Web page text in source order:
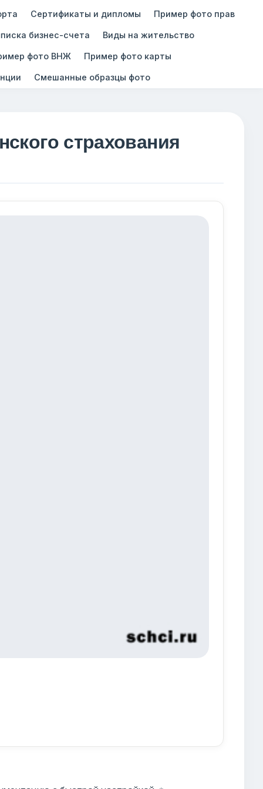
Сертификаты и дипломы Пример фото прав
бизнес-счета Виды на жительство
фото ВНЖ Пример фото карты
Смешанные образцы фото
страхования